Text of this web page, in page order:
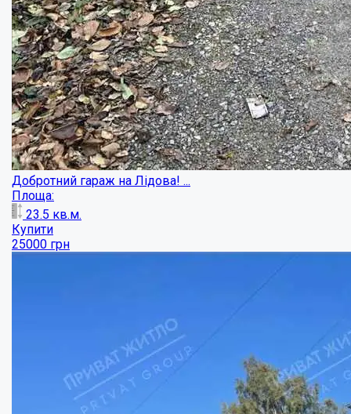
Продаж комерційного приміщення, Алмазний...
Площа:
309 кв.м.
Купити
313000 $